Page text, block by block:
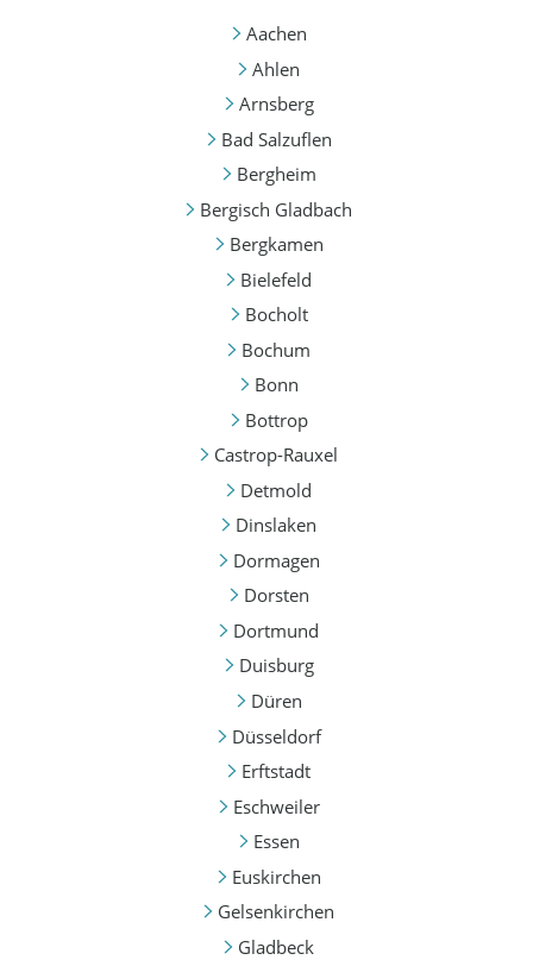
Aachen
Ahlen
Arnsberg
Bad Salzuflen
Bergheim
Bergisch Gladbach
Bergkamen
Bielefeld
Bocholt
Bochum
Bonn
Bottrop
Castrop-Rauxel
Detmold
Dinslaken
Dormagen
Dorsten
Dortmund
Duisburg
Düren
Düsseldorf
Erftstadt
Eschweiler
Essen
Euskirchen
Gelsenkirchen
Gladbeck